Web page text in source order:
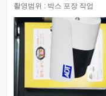
촬영범위 : 박스 포장 작업